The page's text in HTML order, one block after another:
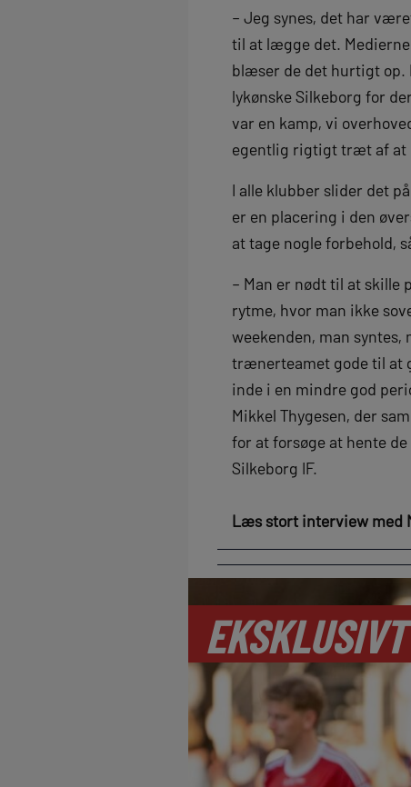
– Jeg synes, det har
til at lægge det.
blæser de det hurtigt op.
lykønske Silkeborg for
var en kamp, vi
egentlig rigtigt træt af at
I alle klubber slider det
er en placering i den
at tage nogle forbehold,
– Man er nødt til at skille
rytme, hvor man ikke
weekenden, man
trænerteamet gode til at
inde i en mindre god
Mikkel Thygesen, der
for at forsøge at hente
Silkeborg IF.
Læs stort interview med
EKSKLUSIVT